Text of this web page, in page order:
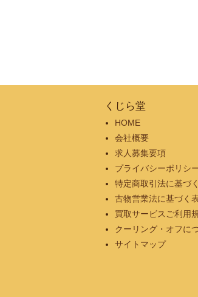
くじら堂
HOME
会社概要
求人募集要項
プライバシーポリシ
特定商取引法に基づ
古物営業法に基づく
買取サービスご利用
クーリング・オフに
サイトマップ